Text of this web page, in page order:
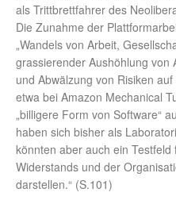
als Trittbrettfahrer des
Die Zunahme der
„Wandels von Arbeit,
grassierender Aushöhlung von
und Abwälzung von Risiken
etwa bei Amazon Mechanical
„billigere Form von Software“
haben sich bisher als
könnten aber auch ein
Widerstands und der
darstellen.“ (S.101)